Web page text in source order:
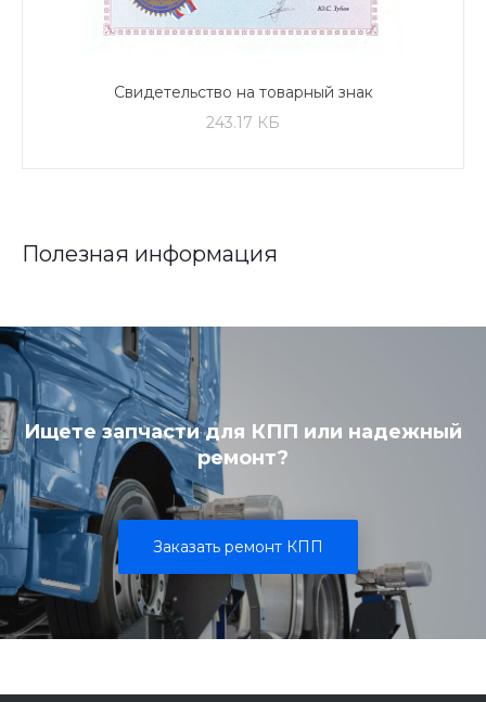
Свидетельство на товарный знак
243.17 КБ
Полезная информация
Ищете запчасти для КПП или надежный
ремонт?
Заказать ремонт КПП